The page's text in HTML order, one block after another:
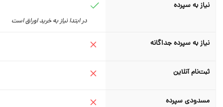
نیاز به سپرده
در ابتدا نیاز به خرید اوراق است
نیاز به سپرده جداگانه
ثبت‌نام آنلاین
مسدودی سپرده